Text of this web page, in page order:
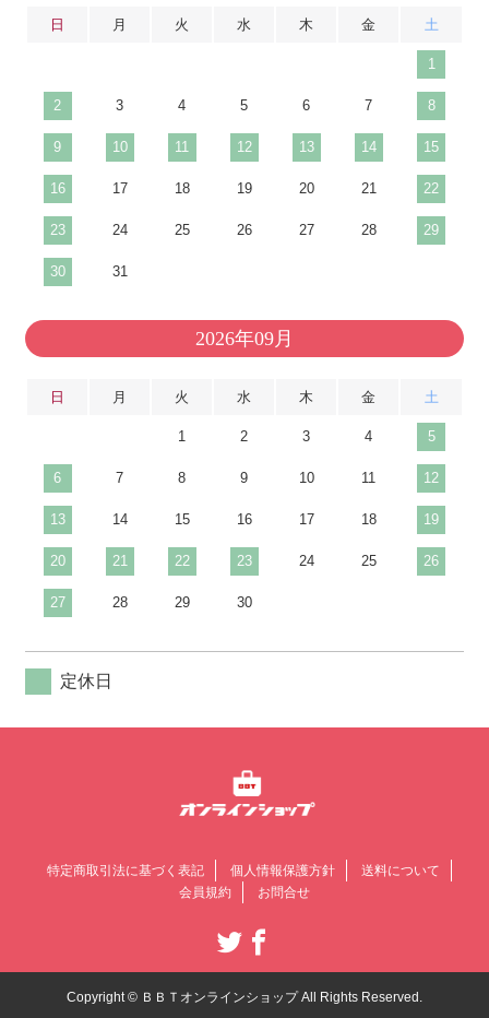
日 月 火 水 木 金 土
1
2 3 4 5 6 7 8
9 10 11 12 13 14 15
16 17 18 19 20 21 22
23 24 25 26 27 28 29
30 31
2026年09月
日 月 火 水 木 金 土
1 2 3 4 5
6 7 8 9 10 11 12
13 14 15 16 17 18 19
20 21 22 23 24 25 26
27 28 29 30
定休日
特定商取引法に基づく表記 個人情報保護方針
送料について
会員規約
お問合せ
Copyright © ＢＢＴオンラインショップ All Rights Reserved.